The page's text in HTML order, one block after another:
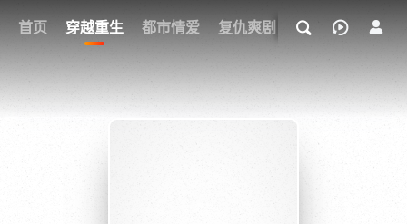
首页 穿越重生 都市情爱 复仇爽剧 玄幻武侠 奇幻
我的观影记录